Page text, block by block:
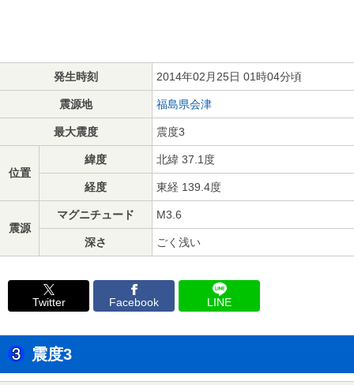
発生時刻 2014年02月25日 01時04分頃
震源地 福島県会津
最大震度 震度3
位置
緯度 北緯 37.1度
経度 東経 139.4度
震源
マグニチュード M3.6
深さ ごく浅い
Twitter Facebook LINE
震度3